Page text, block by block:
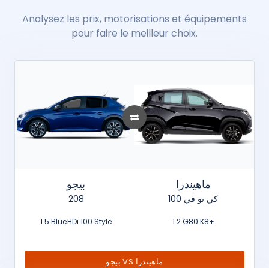
Analysez les prix, motorisations et équipements
pour faire le meilleur choix.
بيجو
208
1.5 BlueHDi 100 Style
ماهيندرا
كي يو في 100
1.2 G80 K8+
بيجو VS ماهيندرا